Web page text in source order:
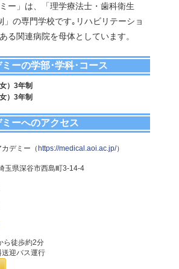
ー」は、「理学療法士・歯科衛生
の専門学校です｡リハビリテーショ
る関連病院を母体としています。
ーの学部･学科･コース
）3年制
）3年制
ーへのアクセス
デミー（https://medical.aoi.ac.jp/）
県深谷市西島町3-14-4
ら徒歩約2分
迎バス運行